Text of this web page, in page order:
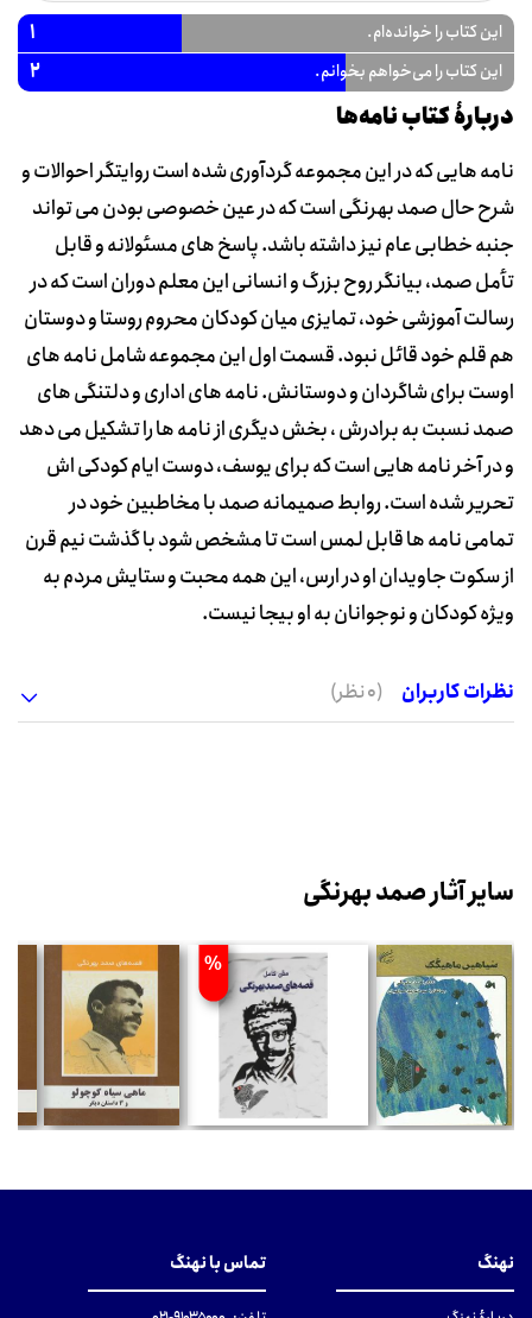
این کتاب را خوانده‌ام. 1
این کتاب را می‌خواهم بخوانم. 2
دربارۀ کتاب نامه‌ها
نامه هایی که در این مجموعه گردآوری شده است روایتگر احوالات و
شرح حال صمد بهرنگی است که در عین خصوصی بودن می تواند
جنبه خطابی عام نیز داشته باشد. پاسخ های مسئولانه و قابل
تأمل صمد، بیانگر روح بزرگ و انسانی این معلم دوران است که در
رسالت آموزشی خود، تمایزی میان کودکان محروم روستا و دوستان
هم قلم خود قائل نبود. قسمت اول این مجموعه شامل نامه های
اوست برای شاگردان و دوستانش. نامه های اداری و دلتنگی های
صمد نسبت به برادرش ، بخش دیگری از نامه ها را تشکیل می دهد
و در آخر نامه هایی است که برای یوسف، دوست ایام کودکی اش
تحریر شده است. روابط صمیمانه صمد با مخاطبین خود در
تمامی نامه ها قابل لمس است تا مشخص شود با گذشت نیم قرن
از سکوت جاویدان او در ارس، این همه محبت و ستایش مردم به
ویژه کودکان و نوجوانان به او بیجا نیست.
نظرات کاربران (0 نظر)
سایر آثار صمد بهرنگی
%
نهنگ تماس با نهنگ